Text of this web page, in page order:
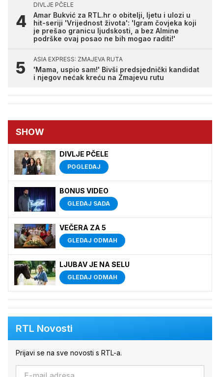
DIVLJE PČELE
Amar Bukvić za RTL.hr o obitelji, ljetu i ulozi u
hit-seriji 'Vrijednost života': 'Igram čovjeka koji
je prešao granicu ljudskosti, a bez Almine
podrške ovaj posao ne bih mogao raditi!'
ASIA EXPRESS: ZMAJEVA RUTA
'Mama, uspio sam!' Bivši predsjednički kandidat
i njegov nećak kreću na Zmajevu rutu
SHOW
DIVLJE PČELE
POGLEDAJ
BONUS VIDEO
GLEDAJ SADA
VEČERA ZA 5
GLEDAJ ODMAH
LJUBAV JE NA SELU
GLEDAJ ODMAH
RTL Novosti
Prijavi se na sve novosti s RTL-a.